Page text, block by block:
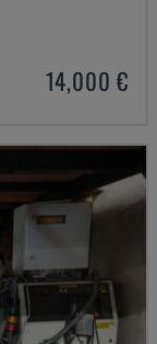
14,000 €